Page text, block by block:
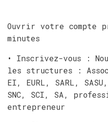
Ouvrir votre compte
minutes
• Inscrivez-vous :
les structures :
EI, EURL, SARL,
SNC, SCI, SA,
entrepreneur